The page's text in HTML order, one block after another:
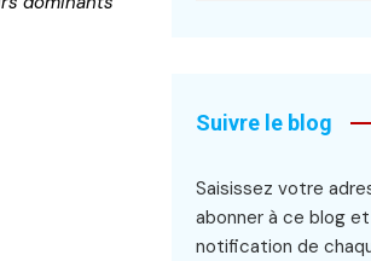
Suivre le blog
Saisissez votre
abonner à ce blog
notification de